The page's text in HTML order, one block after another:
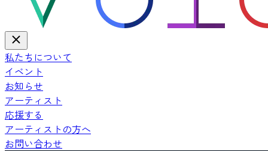
私たちについて
イベント
お知らせ
アーティスト
応援する
アーティストの方へ
お問い合わせ